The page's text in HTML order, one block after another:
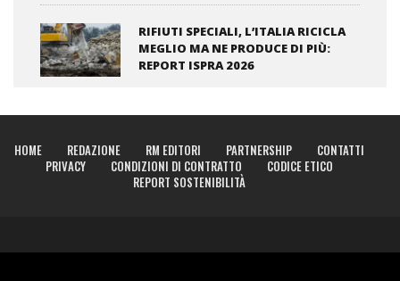
RIFIUTI SPECIALI, L’ITALIA RICICLA
MEGLIO MA NE PRODUCE DI PIÙ:
REPORT ISPRA 2026
HOME REDAZIONE RM EDITORI PARTNERSHIP
CONTATTI
PRIVACY
CONDIZIONI DI CONTRATTO
CODICE ETICO
REPORT SOSTENIBILITÀ